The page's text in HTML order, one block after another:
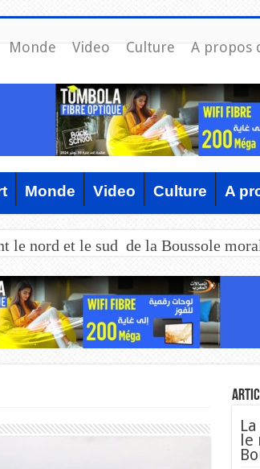
Monde Video Culture A propos
Monde Video Culture A
le nord et le sud de la Boussole
le